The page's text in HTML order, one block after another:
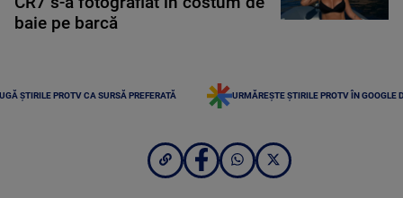
baie pe barcă
ȘTIRILE PROTV CA SURSĂ PREFERATĂ URMĂREȘTE ȘTIRILE PROTV ÎN GOOGLE